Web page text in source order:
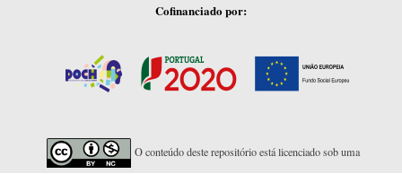
Cofinanciado por:
O conteúdo deste repositório está licenciado sob uma